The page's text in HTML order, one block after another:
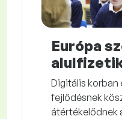
Európa
Digitális korban
fejlődésnek
átértékelődnek